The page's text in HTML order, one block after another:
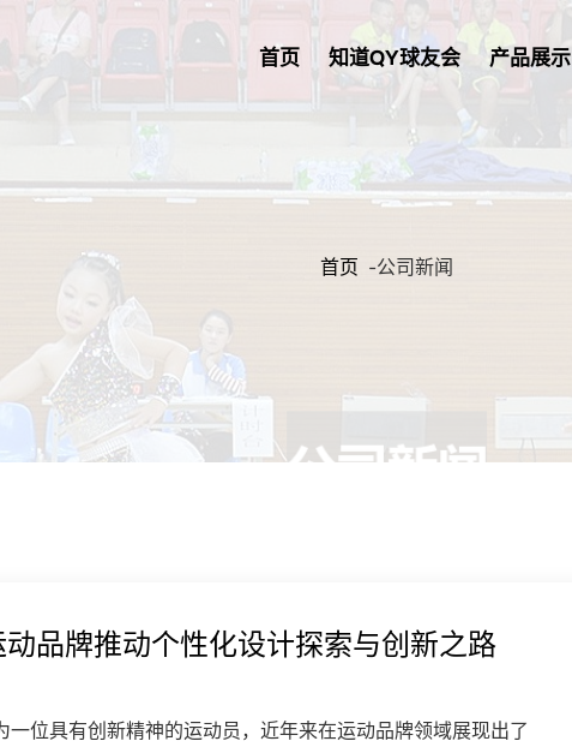
首页 知道QY球友会 产品展示
首页 -公司新闻
动品牌推动个性化设计探索与创新之路
一位具有创新精神的运动员，近年来在运动品牌领域展现出了